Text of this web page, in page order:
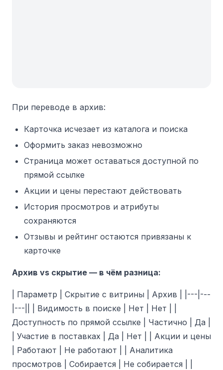
При переводе в архив:
Карточка исчезает из каталога и поиска
Оформить заказ невозможно
Страница может оставаться доступной по
прямой ссылке
Акции и цены перестают действовать
История просмотров и атрибуты
сохраняются
Отзывы и рейтинг остаются привязаны к
карточке
Архив vs скрытие — в чём разница:
| Параметр | Скрытие с витрины | Архив | |---|---
|---|| | Видимость в поиске | Нет | Нет | |
Доступность по прямой ссылке | Частично | Да |
| Участие в поставках | Да | Нет | | Акции и цены
| Работают | Не работают | | Аналитика
просмотров | Собирается | Не собирается | |